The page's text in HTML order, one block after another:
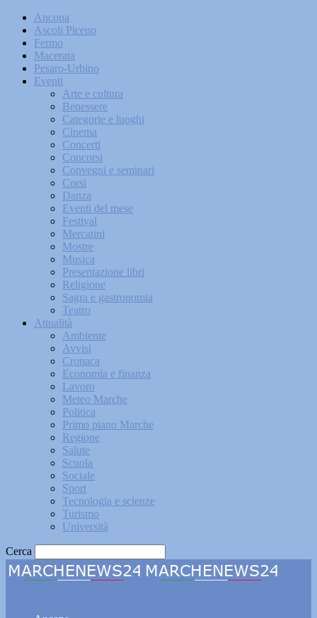
Ancona
Ascoli Piceno
Fermo
Macerata
Pesaro-Urbino
Eventi
Arte e cultura
Benessere
Categorie e luoghi
Cinema
Concerti
Concorsi
Convegni e seminari
Corsi
Danza
Eventi del mese
Festival
Mercatini
Mostre
Musica
Presentazione libri
Religione
Sagra e gastronomia
Teatro
Attualità
Ambiente
Avvisi
Cronaca
Economia e finanza
Lavoro
Meteo Marche
Politica
Primo piano Marche
Regione
Salute
Scuola
Sociale
Sport
Tecnologia e scienze
Turismo
Università
Cerca